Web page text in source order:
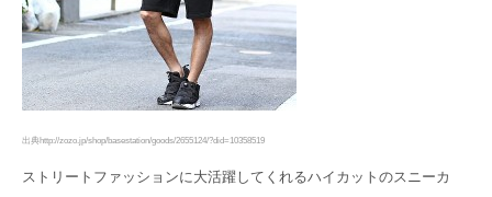
出典http://zozo.jp/shop/basestation/goods/2655124/?did=10358519
ストリートファッションに大活躍してくれるハイカットのスニーカ